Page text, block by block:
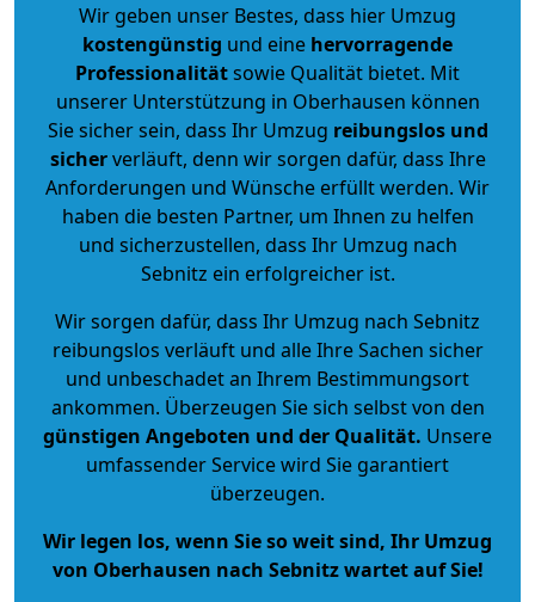
Wir geben unser Bestes, dass hier Umzug
kostengünstig und eine hervorragende
Professionalitätsowie Qualität bietet. Mit
unserer Unterstützung in Oberhausen können
Sie sicher sein, dass Ihr Umzug reibungslos und
sicherverläuft, denn wir sorgen dafür, dass Ihre
Anforderungen und Wünsche erfüllt werden. Wir
haben die besten Partner, um Ihnen zu helfen
und sicherzustellen, dass Ihr Umzug nach
Sebnitz ein erfolgreicher ist.
Wir sorgen dafür, dass Ihr Umzug nach Sebnitz
reibungslos verläuft und alle Ihre Sachen sicher
und unbeschadet an Ihrem Bestimmungsort
ankommen. Überzeugen Sie sich selbst von den
günstigen Angeboten und der Qualität. Unsere
umfassender Service wird Sie garantiert
überzeugen.
Wir legen los, wenn Sie so weit sind, Ihr Umzug
von Oberhausen nach Sebnitz wartet auf Sie!